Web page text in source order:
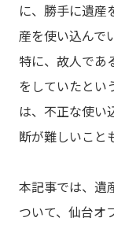
に、勝手に遺産
産を使い込んで
特に、故人であ
をしていたとい
は、不正な使い
断が難しいこと
本記事では、遺
ついて、仙台オ